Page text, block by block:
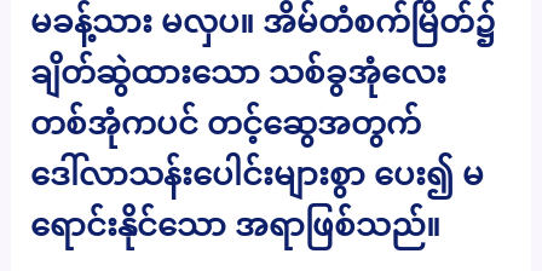
မခန့်သား မလှပ။ အိမ်တံစက်မြိတ်၌
ချိတ်ဆွဲထားသော သစ်ခွအုံလေး
တစ်အုံကပင် တင့်ဆွေအတွက်
ဒေါ်လာသန်းပေါင်းများစွာ ပေး၍ မ
ရောင်းနိုင်သော အရာဖြစ်သည်။